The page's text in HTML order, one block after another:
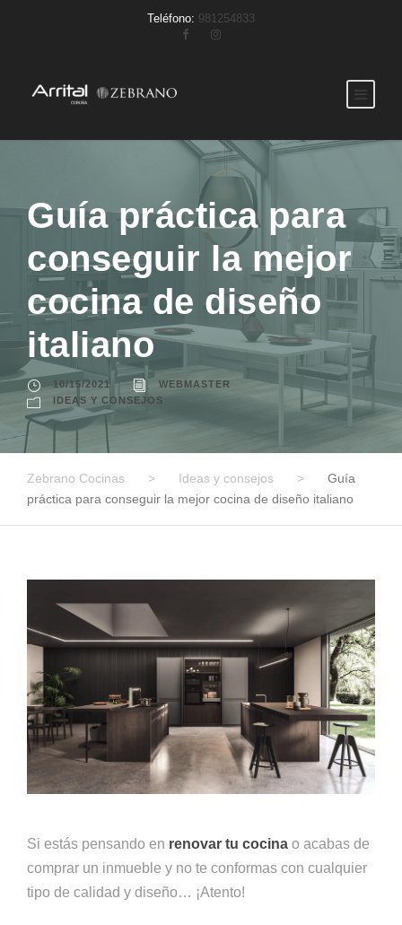
Teléfono: 981254833
Guía práctica para
conseguir la mejor
cocina de diseño
italiano
10/15/2021
WEBMASTER
IDEAS Y CONSEJOS
Zebrano Cocinas > Ideas y consejos >
Guía
práctica para conseguir la mejor cocina de diseño italiano
Si estás pensando en renovar tu cocina o acabas de
comprar un inmueble y no te conformas con cualquier
tipo de calidad y diseño… ¡Atento!